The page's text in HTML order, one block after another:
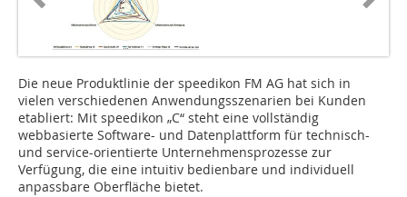
Die neue Produktlinie der speedikon FM AG hat sich in
vielen verschiedenen Anwendungsszenarien bei Kunden
etabliert: Mit speedikon „C“ steht eine vollständig
webbasierte Software- und Datenplattform für technisch-
und service-orientierte Unternehmensprozesse zur
Verfügung, die eine intuitiv bedienbare und individuell
anpassbare Oberfläche bietet.